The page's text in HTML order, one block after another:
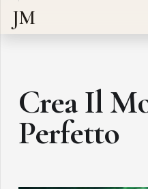
JM
Crea Il
Perfetto